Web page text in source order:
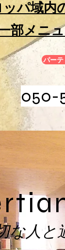
パ域内
部メニ
パー
050-
な人と